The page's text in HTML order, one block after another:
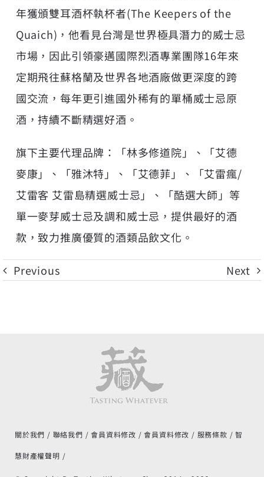
年獲頒雙耳酒杯執杯者(The Keepers of the
Quaich)，他看見台灣是世界極具潛力的威士忌
市場，因此引領豪邁國際烈酒專業團隊16年來
定期飛往蘇格蘭及世界各地酒廠做更深度的跨
國交流，每年更引進國外稀有的單桶威士忌原
酒，持續不斷精選好酒。
旗下主要代理品牌：「林多修道院」、「艾德
麥康」、「雅沐特」、「艾德菲」、「艾雷瘋/
艾雷客 艾雷島精選威士忌」、「酷選大師」等
單一麥芽威士忌及調和威士忌，提供最好的酒
款，致力推廣優質的酒類品飲文化。
Previous Next
關於我們 聯絡我們 會員資料修改 會員資料修改 服務條款 智
慧財產權聲明